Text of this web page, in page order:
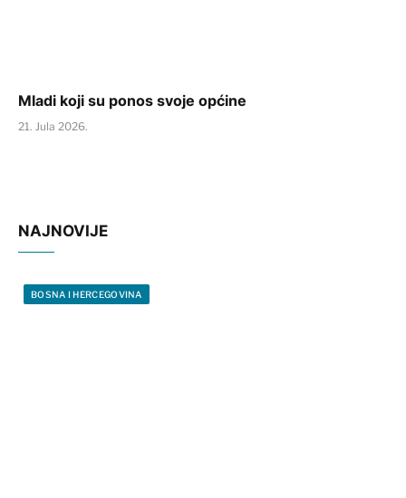
Mladi koji su ponos svoje općine
21. Jula 2026.
NAJNOVIJE
BOSNA I HERCEGOVINA